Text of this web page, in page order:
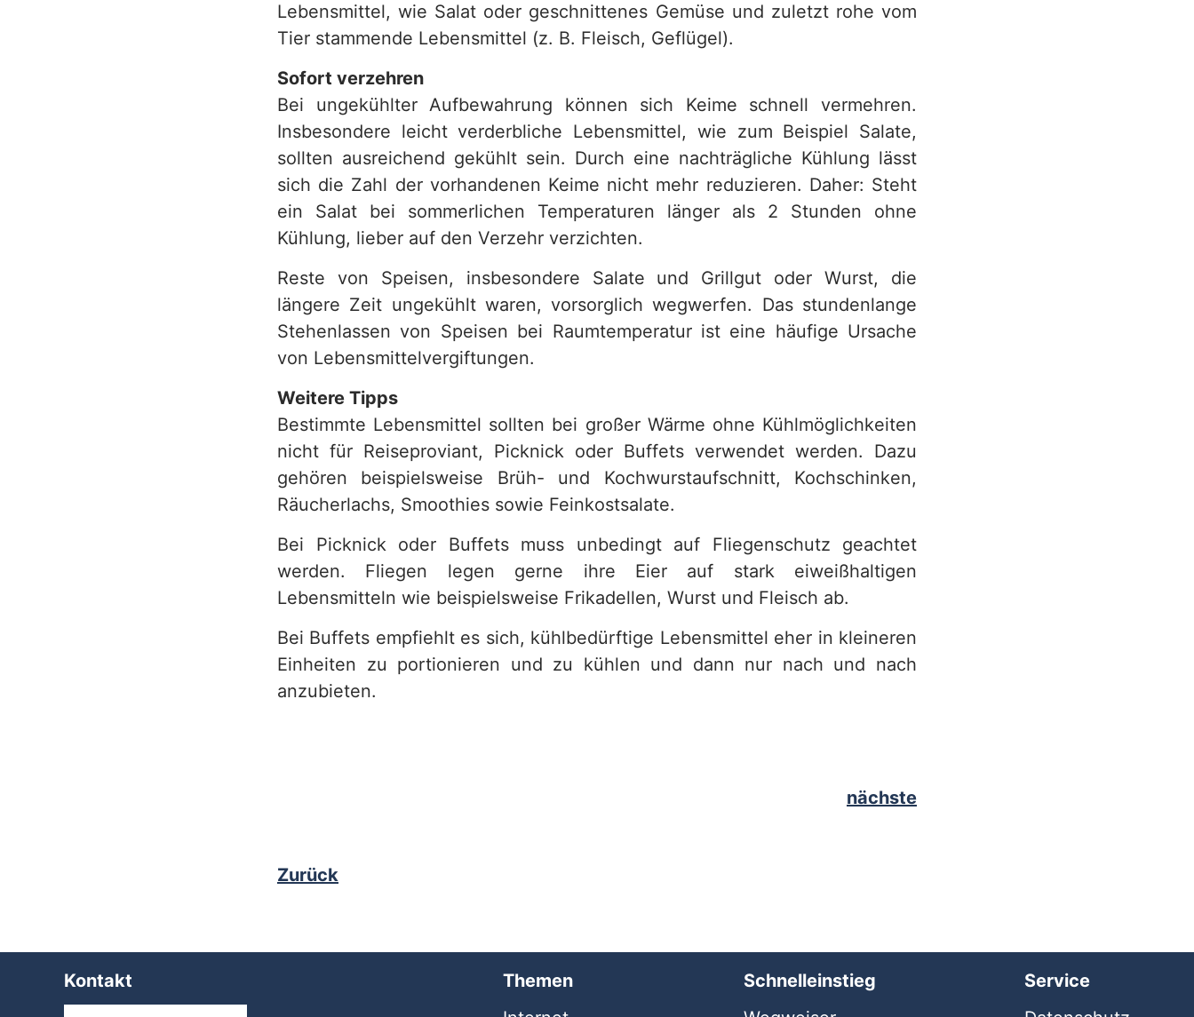
Lebensmittel, wie Salat oder geschnittenes Gemüse und zuletzt rohe vom
Tier stammende Lebensmittel (z. B. Fleisch, Geflügel).
Sofort verzehren
Bei ungekühlter Aufbewahrung können sich Keime schnell vermehren.
Insbesondere leicht verderbliche Lebensmittel, wie zum Beispiel Salate,
sollten ausreichend gekühlt sein. Durch eine nachträgliche Kühlung lässt
sich die Zahl der vorhandenen Keime nicht mehr reduzieren. Daher: Steht
ein Salat bei sommerlichen Temperaturen länger als 2 Stunden ohne
Kühlung, lieber auf den Verzehr verzichten.
Reste von Speisen, insbesondere Salate und Grillgut oder Wurst, die
längere Zeit ungekühlt waren, vorsorglich wegwerfen. Das stundenlange
Stehenlassen von Speisen bei Raumtemperatur ist eine häufige Ursache
von Lebensmittelvergiftungen.
Weitere Tipps
Bestimmte Lebensmittel sollten bei großer Wärme ohne Kühlmöglichkeiten
nicht für Reiseproviant, Picknick oder Buffets verwendet werden. Dazu
gehören beispielsweise Brüh- und Kochwurstaufschnitt, Kochschinken,
Räucherlachs, Smoothies sowie Feinkostsalate.
Bei Picknick oder Buffets muss unbedingt auf Fliegenschutz geachtet
werden. Fliegen legen gerne ihre Eier auf stark eiweißhaltigen
Lebensmitteln wie beispielsweise Frikadellen, Wurst und Fleisch ab.
Bei Buffets empfiehlt es sich, kühlbedürftige Lebensmittel eher in kleineren
Einheiten zu portionieren und zu kühlen und dann nur nach und nach
anzubieten.
nächste
Zurück
Kontakt
Themen
Schnelleinstieg
Service